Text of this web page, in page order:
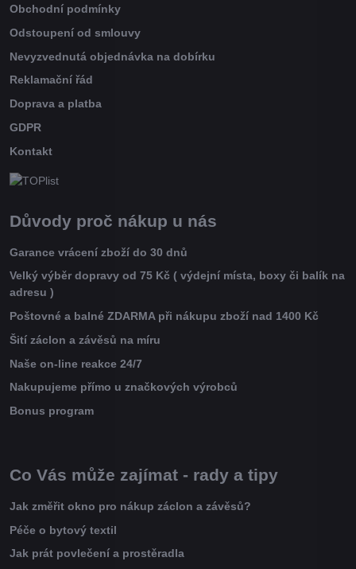
Obchodní podmínky
Odstoupení od smlouvy
Nevyzvednutá objednávka na dobírku
Reklamační řád
Doprava a platba
GDPR
Kontakt
Důvody proč nákup u nás
Garance vrácení zboží do 30 dnů
Velký výběr dopravy od 75 Kč ( výdejní místa, boxy či balík na
adresu )
Poštovné a balné ZDARMA při nákupu zboží nad 1400 Kč
Šití záclon a závěsů na míru
Naše on-line reakce 24/7
Nakupujeme přímo u značkových výrobců
Bonus program
Co Vás může zajímat - rady a tipy
Jak změřit okno pro nákup záclon a závěsů?
Péče o bytový textil
Jak prát povlečení a prostěradla